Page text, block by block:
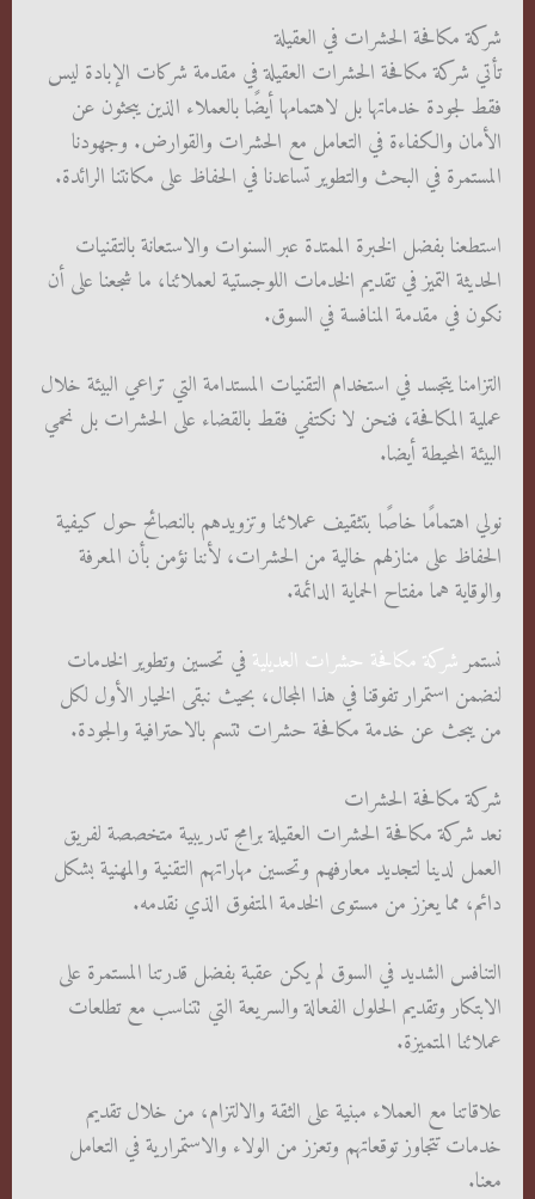
شركة مكافحة الحشرات في العقيلة
تأتي شركة مكافحة الحشرات العقيلة في مقدمة شركات الإبادة ليس
فقط لجودة خدماتها بل لاهتمامها أيضًا بالعملاء الذين يبحثون عن
الأمان والكفاءة في التعامل مع الحشرات والقوارض. وجهودنا
المستمرة في البحث والتطوير تساعدنا في الحفاظ على مكانتنا الرائدة.
استطعنا بفضل الخبرة الممتدة عبر السنوات والاستعانة بالتقنيات
الحديثة التميز في تقديم الخدمات اللوجستية لعملائنا، ما شجعنا على أن
نكون في مقدمة المنافسة في السوق.
التزامنا يتجسد في استخدام التقنيات المستدامة التي تراعي البيئة خلال
عملية المكافحة، فنحن لا نكتفي فقط بالقضاء على الحشرات بل نحمي
البيئة المحيطة أيضا.
نولي اهتمامًا خاصًا بتثقيف عملائنا وتزويدهم بالنصائح حول كيفية
الحفاظ على منازلهم خالية من الحشرات، لأننا نؤمن بأن المعرفة
والوقاية هما مفتاح الحماية الدائمة.
نستمرشركة مكافحة حشرات العديليةفي تحسين وتطوير الخدمات
لنضمن استمرار تفوقنا في هذا المجال، بحيث نبقى الخيار الأول لكل
من يبحث عن خدمة مكافحة حشرات تتسم بالاحترافية والجودة.
شركة مكافحة الحشرات
نعد شركة مكافحة الحشرات العقيلة برامج تدريبية متخصصة لفريق
العمل لدينا لتجديد معارفهم وتحسين مهاراتهم التقنية والمهنية بشكل
دائم، مما يعزز من مستوى الخدمة المتفوق الذي نقدمه.
التنافس الشديد في السوق لم يكن عقبة بفضل قدرتنا المستمرة على
الابتكار وتقديم الحلول الفعالة والسريعة التي تتناسب مع تطلعات
عملائنا المتميزة.
علاقاتنا مع العملاء مبنية على الثقة والالتزام، من خلال تقديم
خدمات تتجاوز توقعاتهم وتعزز من الولاء والاستمرارية في التعامل
معنا.